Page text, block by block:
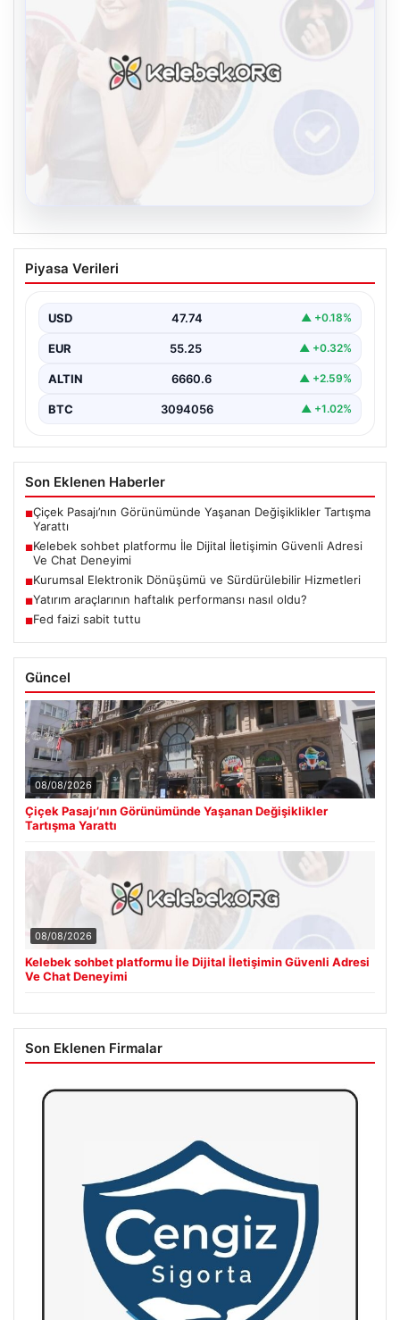
Kelebek sohbet platformu İle Dijital
İletişimin Güvenli Adresi Ve Chat
İnternet çağında bireylerin seviyeli bir biçimde iletişim
birçok…
Piyasa Verileri
USD 47.74 ▲ +0.18%
EUR 55.25 ▲ +0.32%
ALTIN 6660.6 ▲ +2.59%
BTC 3094056 ▲ +1.02%
Son Eklenen Haberler
■Çiçek Pasajı’nın Görünümünde Yaşanan Değişiklikler Tartışma
Yarattı
■Kelebek sohbet platformu İle Dijital İletişimin Güvenli Adresi
Ve Chat Deneyimi
■Kurumsal Elektronik Dönüşümü ve Sürdürülebilir Hizmetleri
■Yatırım araçlarının haftalık performansı nasıl oldu?
■Fed faizi sabit tuttu
Güncel
08/08/2026
Çiçek Pasajı’nın Görünümünde Yaşanan Değişiklikler
Tartışma Yarattı
08/08/2026
Kelebek sohbet platformu İle Dijital İletişimin Güvenli Adresi
Ve Chat Deneyimi
Son Eklenen Firmalar